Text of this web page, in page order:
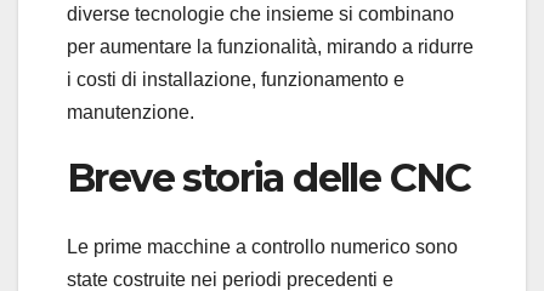
diverse tecnologie che insieme si combinano
per aumentare la funzionalità, mirando a ridurre
i costi di installazione, funzionamento e
manutenzione.
Breve storia delle CNC
Le prime macchine a controllo numerico sono
state costruite nei periodi precedenti e